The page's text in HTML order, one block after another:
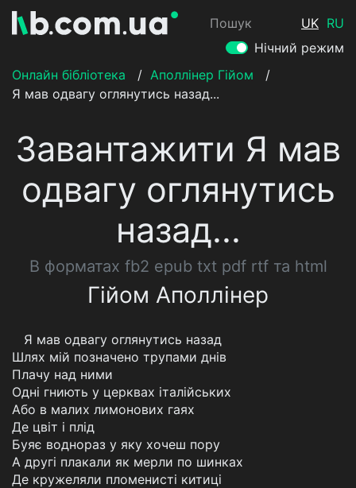
Пошук UK RU
Нічний режим
Онлайн бібліотека
/ Аполлінер Гійом
/
Я мав одвагу оглянутись назад...
Завантажити Я мав
одвагу оглянутись
назад...
В форматах fb2 epub txt pdf rtf та html
Гійом Аполлінер
Я мав одвагу оглянутись назад
Шлях мій позначено трупами днів
Плачу над ними
Одні гниють у церквах італійських
Або в малих лимонових гаях
Де цвіт і плід
Буяє воднораз у яку хочеш пору
А другі плакали як мерли по шинках
Де кружеляли пломенисті китиці